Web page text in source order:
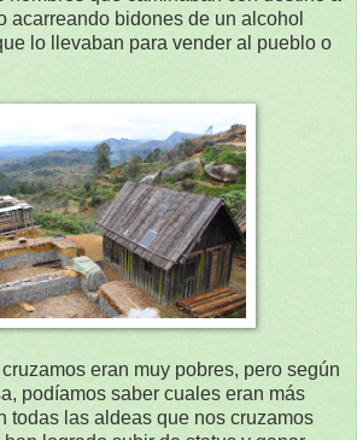
acarreando bidones de un alcohol
lo llevaban para vender al pueblo o
eran muy pobres, pero según
podíamos saber cuales eran más
todas las aldeas que nos cruzamos